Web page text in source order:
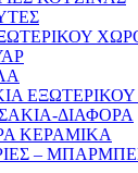
ΔΙΑΦΟΡΑ
ΚΕΡΑΜΙΚΑ
–